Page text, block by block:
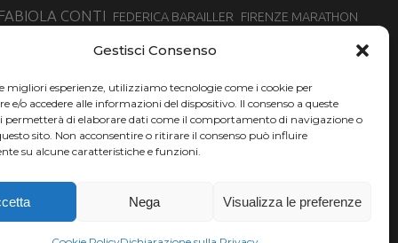
Gestisci Consenso
migliori esperienze, utilizziamo tecnologie come i cookie per
e/o accedere alle informazioni del dispositivo. Il consenso a queste
permetterà di elaborare dati come il comportamento di navigazione o
sito. Non acconsentire o ritirare il consenso può influire
su alcune caratteristiche e funzioni.
Nega Visualizza le preferenze
FABIOLA CONTI FEDERICA BARAILLER FIRENZE MARATHON
GIOVANNA EPIS GIULIANO CAVALLO
DI TORINO MARATONINA MARCELLA BELLETTI MARCO OLMO
MONVISO VERTICAL RACE NADIA BATTOCLETTI
BONALDI SILVIA RAMPAZZO
CHEVRIER YEMAN CRIPPA